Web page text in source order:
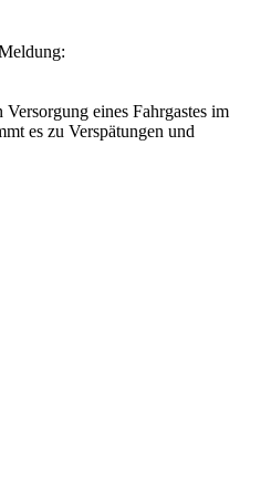
eines Fahrgastes im
es zu Verspätungen und